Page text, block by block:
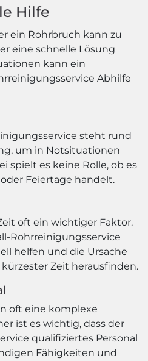
Hilfe
ein Rohrbruch kann zu
eine schnelle Lösung
kann ein
Abhilfe
steht rund
um in Notsituationen
spielt es keine Rolle, ob es
Feiertage handelt.
oft ein wichtiger Faktor.
Rohrreinigungsservice
helfen und die Ursache
Zeit herausfinden.
oft eine komplexe
ist es wichtig, dass der
qualifiziertes Personal
Fähigkeiten und